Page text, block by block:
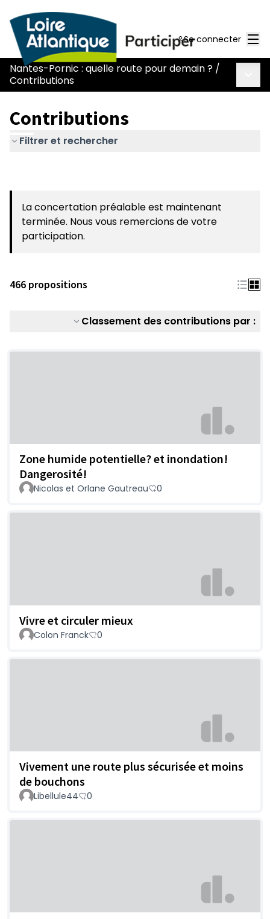
Se connecter
Nantes-Pornic : quelle route pour demain ? /
Contributions
Contributions
Filtrer et rechercher
La concertation préalable est maintenant
terminée. Nous vous remercions de votre
participation.
466 propositions
Classement des contributions par :
Zone humide potentielle? et inondation!
Dangerosité!
Nicolas et Orlane Gautreau 0
Vivre et circuler mieux
Colon Franck 0
Vivement une route plus sécurisée et moins
de bouchons
Libellule44 0